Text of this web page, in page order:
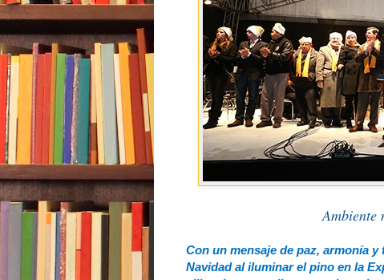
Ambiente
Con un mensaje de paz, armonía
Navidad al iluminar el pino en la